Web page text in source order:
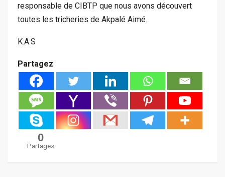
responsable de CIBTP que nous avons découvert
toutes les tricheries de Akpalé Aimé.
K.A.S
Partagez
0
Partages